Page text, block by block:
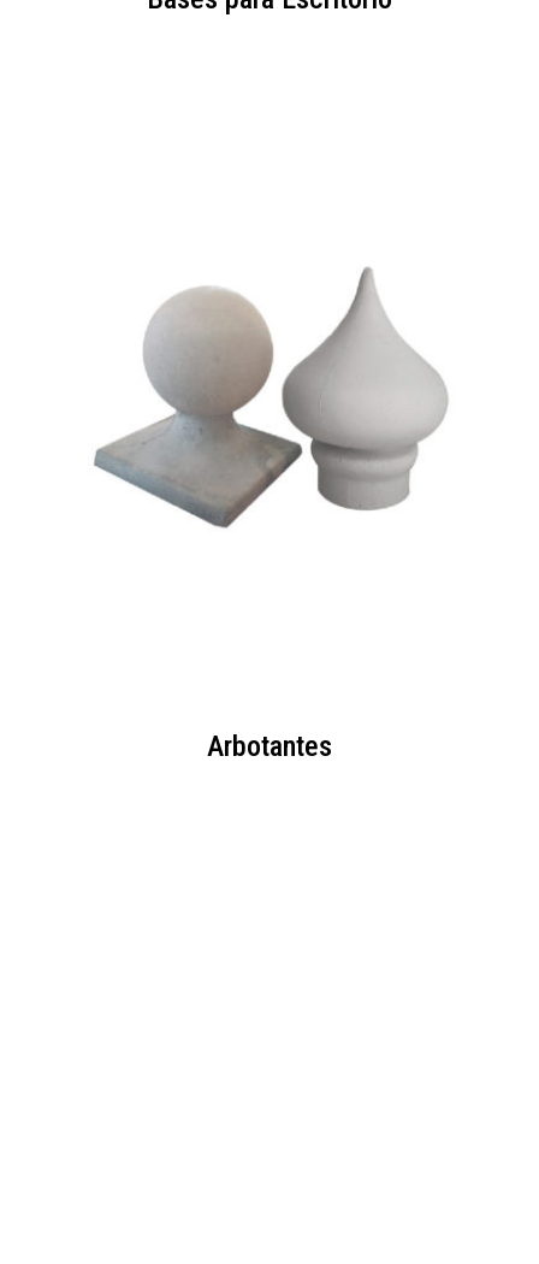
Arbotantes